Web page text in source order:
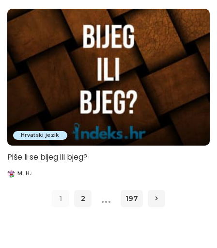
Hrvatski jezik
Piše li se bijeg ili bjeg?
Posted
M. H.
1 2 … 197